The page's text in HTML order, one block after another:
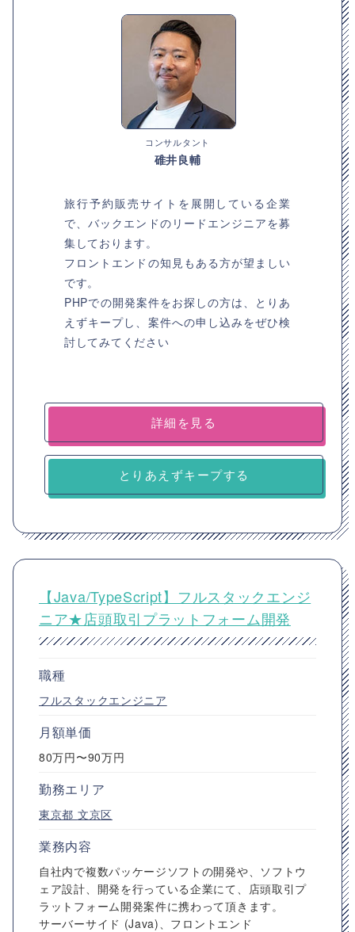
コンサルタント
碓井良輔
旅行予約販売サイトを展開している企業
で、バックエンドのリードエンジニアを募
集しております。
フロントエンドの知見もある方が望ましい
です。
PHPでの開発案件をお探しの方は、とりあ
えずキープし、案件への申し込みをぜひ検
討してみてください
詳細を見る
とりあえずキープする
【Java/TypeScript】フルスタックエンジ
ニア★店頭取引プラットフォーム開発
職種
フルスタックエンジニア
月額単価
80万円〜90万円
勤務エリア
東京都 文京区
業務内容
自社内で複数パッケージソフトの開発や、ソフトウ
ェア設計、開発を行っている企業にて、店頭取引プ
ラットフォーム開発案件に携わって頂きます。
サーバーサイド (Java)、フロントエンド